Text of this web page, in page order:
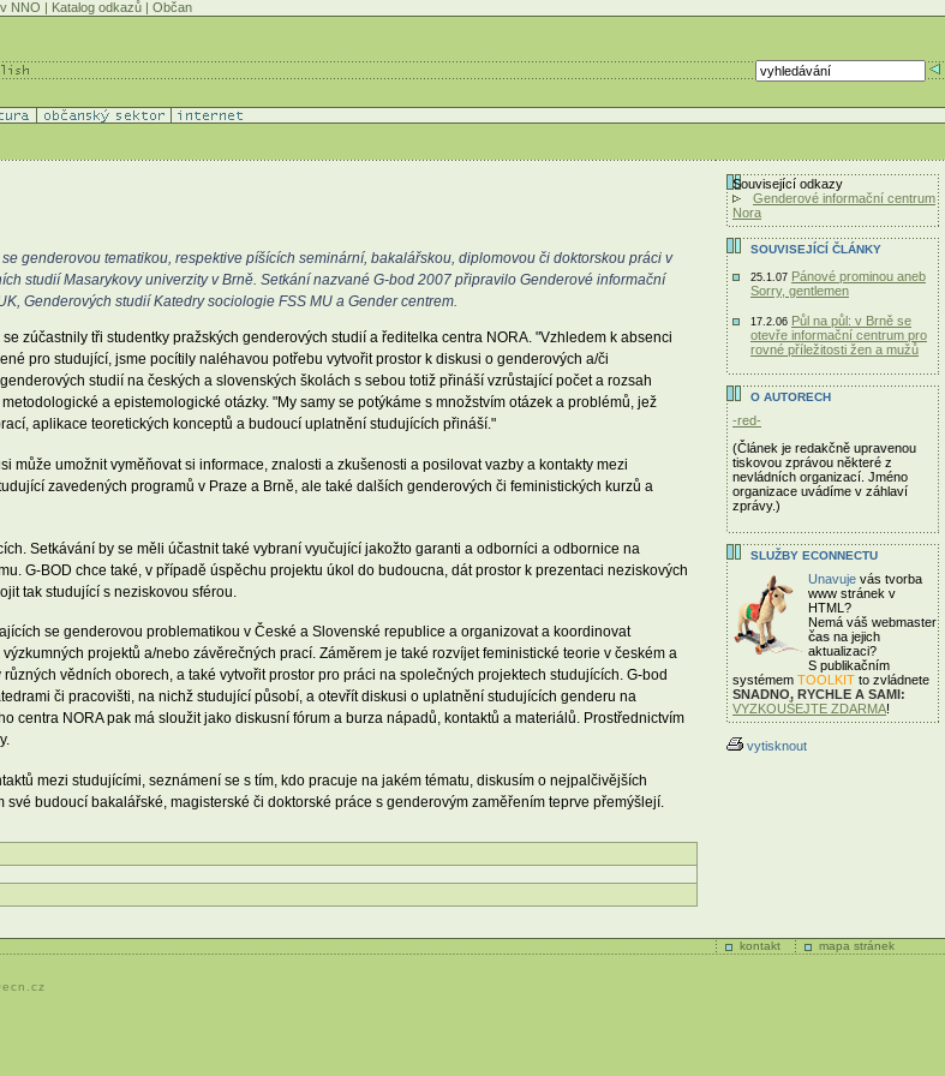
NNO | Katalog odkazů | Občan
genderovou tematikou, respektive píšících seminární, bakalářskou, diplomovou či doktorskou práci v
studií Masarykovy univerzity v Brně. Setkání nazvané G-bod 2007 připravilo Genderové informační
Genderových studií Katedry sociologie FSS MU a Gender centrem.
zúčastnily tři studentky pražských genderových studií a ředitelka centra NORA. "Vzhledem k absenci
pro studující, jsme pocítily naléhavou potřebu vytvořit prostor k diskusi o genderových a/či
studií na českých a slovenských školách s sebou totiž přináší vzrůstající počet a rozsah
a epistemologické otázky. "My samy se potýkáme s množstvím otázek a problémů, jež
aplikace teoretických konceptů a budoucí uplatnění studujících přináší."
umožnit vyměňovat si informace, znalosti a zkušenosti a posilovat vazby a kontakty mezi
zavedených programů v Praze a Brně, ale také dalších genderových či feministických kurzů a
Setkávání by se měli účastnit také vybraní vyučující jakožto garanti a odborníci a odbornice na
G-BOD chce také, v případě úspěchu projektu úkol do budoucna, dát prostor k prezentaci neziskových
tak studující s neziskovou sférou.
se genderovou problematikou v České a Slovenské republice a organizovat a koordinovat
projektů a/nebo závěrečných prací. Záměrem je také rozvíjet feministické teorie v českém a
vědních oborech, a také vytvořit prostor pro práci na společných projektech studujících. G-bod
či pracovišti, na nichž studující působí, a otevřít diskusi o uplatnění studujících genderu na
centra NORA pak má sloužit jako diskusní fórum a burza nápadů, kontaktů a materiálů. Prostřednictvím
mezi studujícími, seznámení se s tím, kdo pracuje na jakém tématu, diskusím o nejpalčivějších
budoucí bakalářské, magisterské či doktorské práce s genderovým zaměřením teprve přemýšlejí.
Související odkazy
Genderové informační centrum
Nora
SOUVISEJÍCÍ ČLÁNKY
25.1.07 Pánové prominou aneb
Sorry, gentlemen
17.2.06 Půl na půl: v Brně se
otevře informační centrum pro
rovné příležitosti žen a mužů
O AUTORECH
-red-
(Článek je redakčně upravenou
tiskovou zprávou některé z
nevládních organizací. Jméno
organizace uvádíme v záhlaví
zprávy.)
SLUŽBY ECONNECTU
Unavuje vás tvorba
www stránek v
HTML?
Nemá váš webmaster
čas na jejich
aktualizaci?
S publikačním
systémem TOOLKIT to zvládnete
SNADNO, RYCHLE A SAMI:
VYZKOUŠEJTE ZDARMA!
vytisknout
kontakt mapa stránek